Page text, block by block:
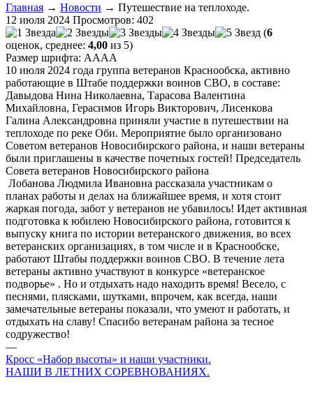
Главная → Новости → Путешествие на теплоходе.
12 июля 2024 Просмотров: 402
(6
оценок, среднее: 4,00 из 5)
Размер шрифта: AAAA
10 июля 2024 года группа ветеранов Краснообска, активно
работающие в Штабе поддержки воинов СВО, в составе:
Давыдова Нина Николаевна, Тарасова Валентина
Михайловна, Герасимов Игорь Викторович, Лисенкова
Галина Александровна приняли участие в путешествии на
теплоходе по реке Оби. Мероприятие было организовано
Советом ветеранов Новосибирского района, и наши ветераны
были приглашены в качестве почетных гостей! Председатель
Совета ветеранов Новосибирского района
Лобанова Людмила Ивановна рассказала участникам о
планах работы и делах на ближайшее время, и хотя стоит
жаркая погода, забот у ветеранов не убавилось! Идет активная
подготовка к юбилею Новосибирского района, готовится к
выпуску книга по истории ветеранского движения, во всех
ветеранских организациях, в том числе и в Краснообске,
работают Штабы поддержки воинов СВО. В течение лета
ветераны активно участвуют в конкурсе «ветеранское
подворье» . Но и отдыхать надо находить время! Весело, с
песнями, плясками, шутками, впрочем, как всегда, наши
замечательные ветераны показали, что умеют и работать, и
отдыхать на славу! Спасибо ветеранам района за тесное
содружество!
—
Кросс «Набор высоты» и наши участники.
НАШИ В ЛЕТНИХ СОРЕВНОВАНИЯХ.